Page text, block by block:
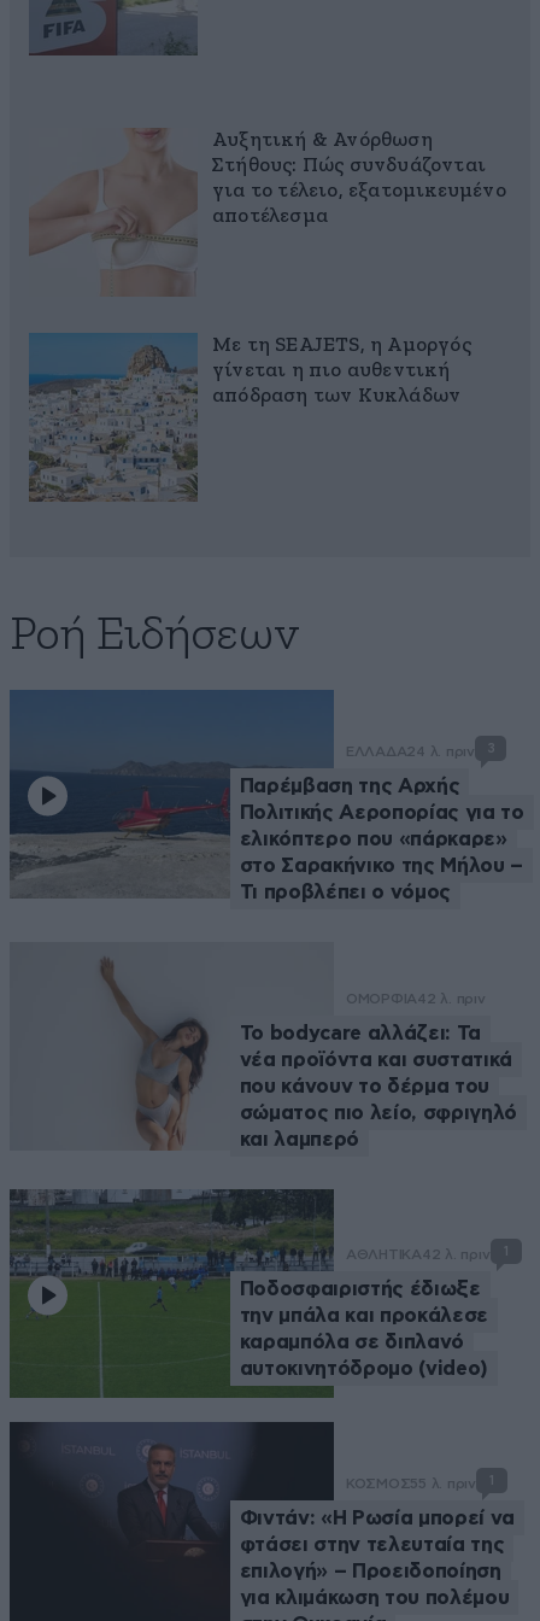
Αυξητική & Ανόρθωση
Στήθους: Πώς συνδυάζονται
για το τέλειο, εξατομικευμένο
αποτέλεσμα
Με τη SEAJETS, η Αμοργός
γίνεται η πιο αυθεντική
απόδραση των Κυκλάδων
Ροή Ειδήσεων
ΕΛΛΑΔΑ24 λ. πριν 3
Παρέμβαση της Αρχής
Πολιτικής Αεροπορίας για το
ελικόπτερο που «πάρκαρε»
στο Σαρακήνικο της Μήλου –
Τι προβλέπει ο νόμος
ΟΜΟΡΦΙΑ42 λ. πριν
Το bodycare αλλάζει: Τα
νέα προϊόντα και συστατικά
που κάνουν το δέρμα του
σώματος πιο λείο, σφριγηλό
και λαμπερό
ΑΘΛΗΤΙΚΑ42 λ. πριν 1
Ποδοσφαιριστής έδιωξε
την μπάλα και προκάλεσε
καραμπόλα σε διπλανό
αυτοκινητόδρομο (video)
ΚΟΣΜΟΣ55 λ. πριν 1
Φιντάν: «Η Ρωσία μπορεί να
φτάσει στην τελευταία της
επιλογή» – Προειδοποίηση
για κλιμάκωση του πολέμου